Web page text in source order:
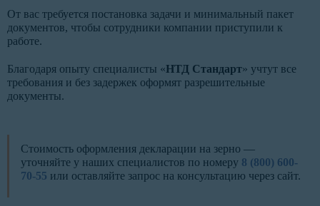
От вас требуется постановка задачи и минимальный пакет
документов, чтобы сотрудники компании приступили к
работе.
Благодаря опыту специалисты «НТД Стандарт» учтут все
требования и без задержек оформят разрешительные
документы.
Стоимость оформления декларации на зерно —
уточняйте у наших специалистов по номеру 8 (800) 600-
70-55 или оставляйте запрос на консультацию через сайт.